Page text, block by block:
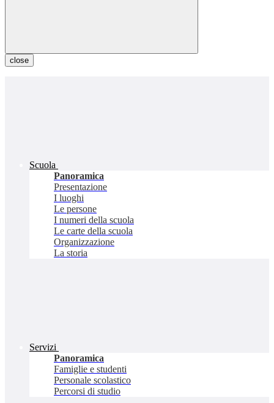
close
Scuola
Panoramica
Presentazione
I luoghi
Le persone
I numeri della scuola
Le carte della scuola
Organizzazione
La storia
Servizi
Panoramica
Famiglie e studenti
Personale scolastico
Percorsi di studio